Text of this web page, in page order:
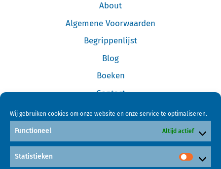
Wij gebruiken cookies om onze website en onze service te optimaliseren.
Functioneel Altijd actief
Statistieken
About
Algemene Voorwaarden
Begrippenlijst
Blog
Boeken
Contact
Cookiebeleid (EU)
Forum